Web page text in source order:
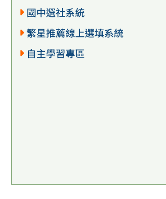
國中選社系統
繁星推薦線上選填系統
自主學習專區